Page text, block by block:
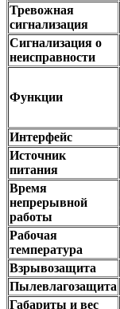
Тревожная
сигнализация
Сигнализация о
неисправности
Функции
Интерфейс
Источник
питания
Время
непрерывной
работы
Рабочая
температура
Взрывозащита
Пылевлагозащита
Габариты и вес